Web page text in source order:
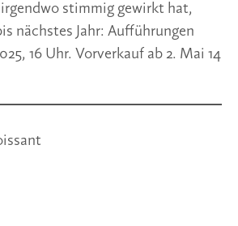
stimmig gewirkt hat,
nächstes Jahr: Aufführungen
16 Uhr. Vorverkauf ab 2. Mai 14